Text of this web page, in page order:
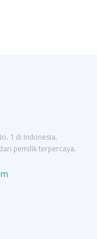
1 di Indonesia.
pemilik terpercaya.